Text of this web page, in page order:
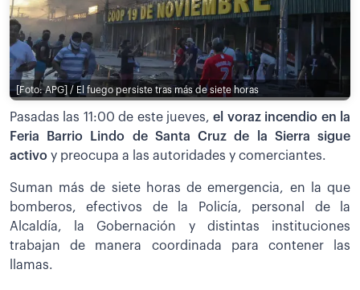
[Foto: APG] / El fuego persiste tras más de siete horas
Pasadas las 11:00 de este jueves,el voraz incendio en la
Feria Barrio Lindo de Santa Cruz de la Sierra sigue
activo y preocupa a las autoridades y comerciantes.
Suman más de siete horas de emergencia, en la que
bomberos, efectivos de la Policía, personal de la
Alcaldía, la Gobernación y distintas instituciones
trabajan de manera coordinada para contener las
llamas.